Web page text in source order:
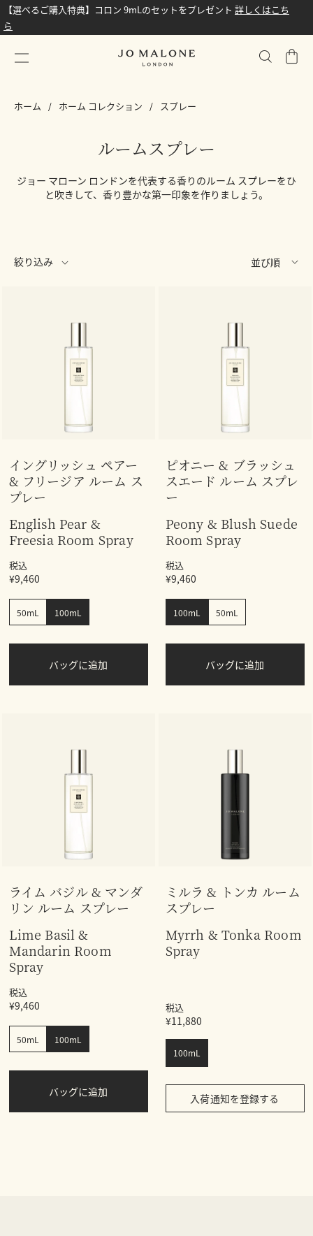
【選べるご購入特典】コロン 9mLのセットをプレゼント 詳しくはこち
ら
シ
ホーム ホーム コレクション スプレー
ルームスプレー
ジョー マローン ロンドンを代表する香りのルーム スプレーをひ
と吹きして、香り豊かな第一印象を作りましょう。
絞り込み
イングリッシュ ペアー
& フリージア ルーム ス
プレー
English Pear &
Freesia Room Spray
税込
¥9,460
50mL 100mL
バッグに追加
ピオニー & ブラッシュ
スエード ルーム スプレ
ー
Peony & Blush Suede
Room Spray
税込
¥9,460
100mL 50mL
バッグに追加
ライム バジル & マンダ
リン ルーム スプレー
Lime Basil &
Mandarin Room
Spray
税込
¥9,460
50mL 100mL
バッグに追加
ミルラ & トンカ ルーム
スプレー
Myrrh & Tonka Room
Spray
税込
¥11,880
100mL
入荷通知を登録する